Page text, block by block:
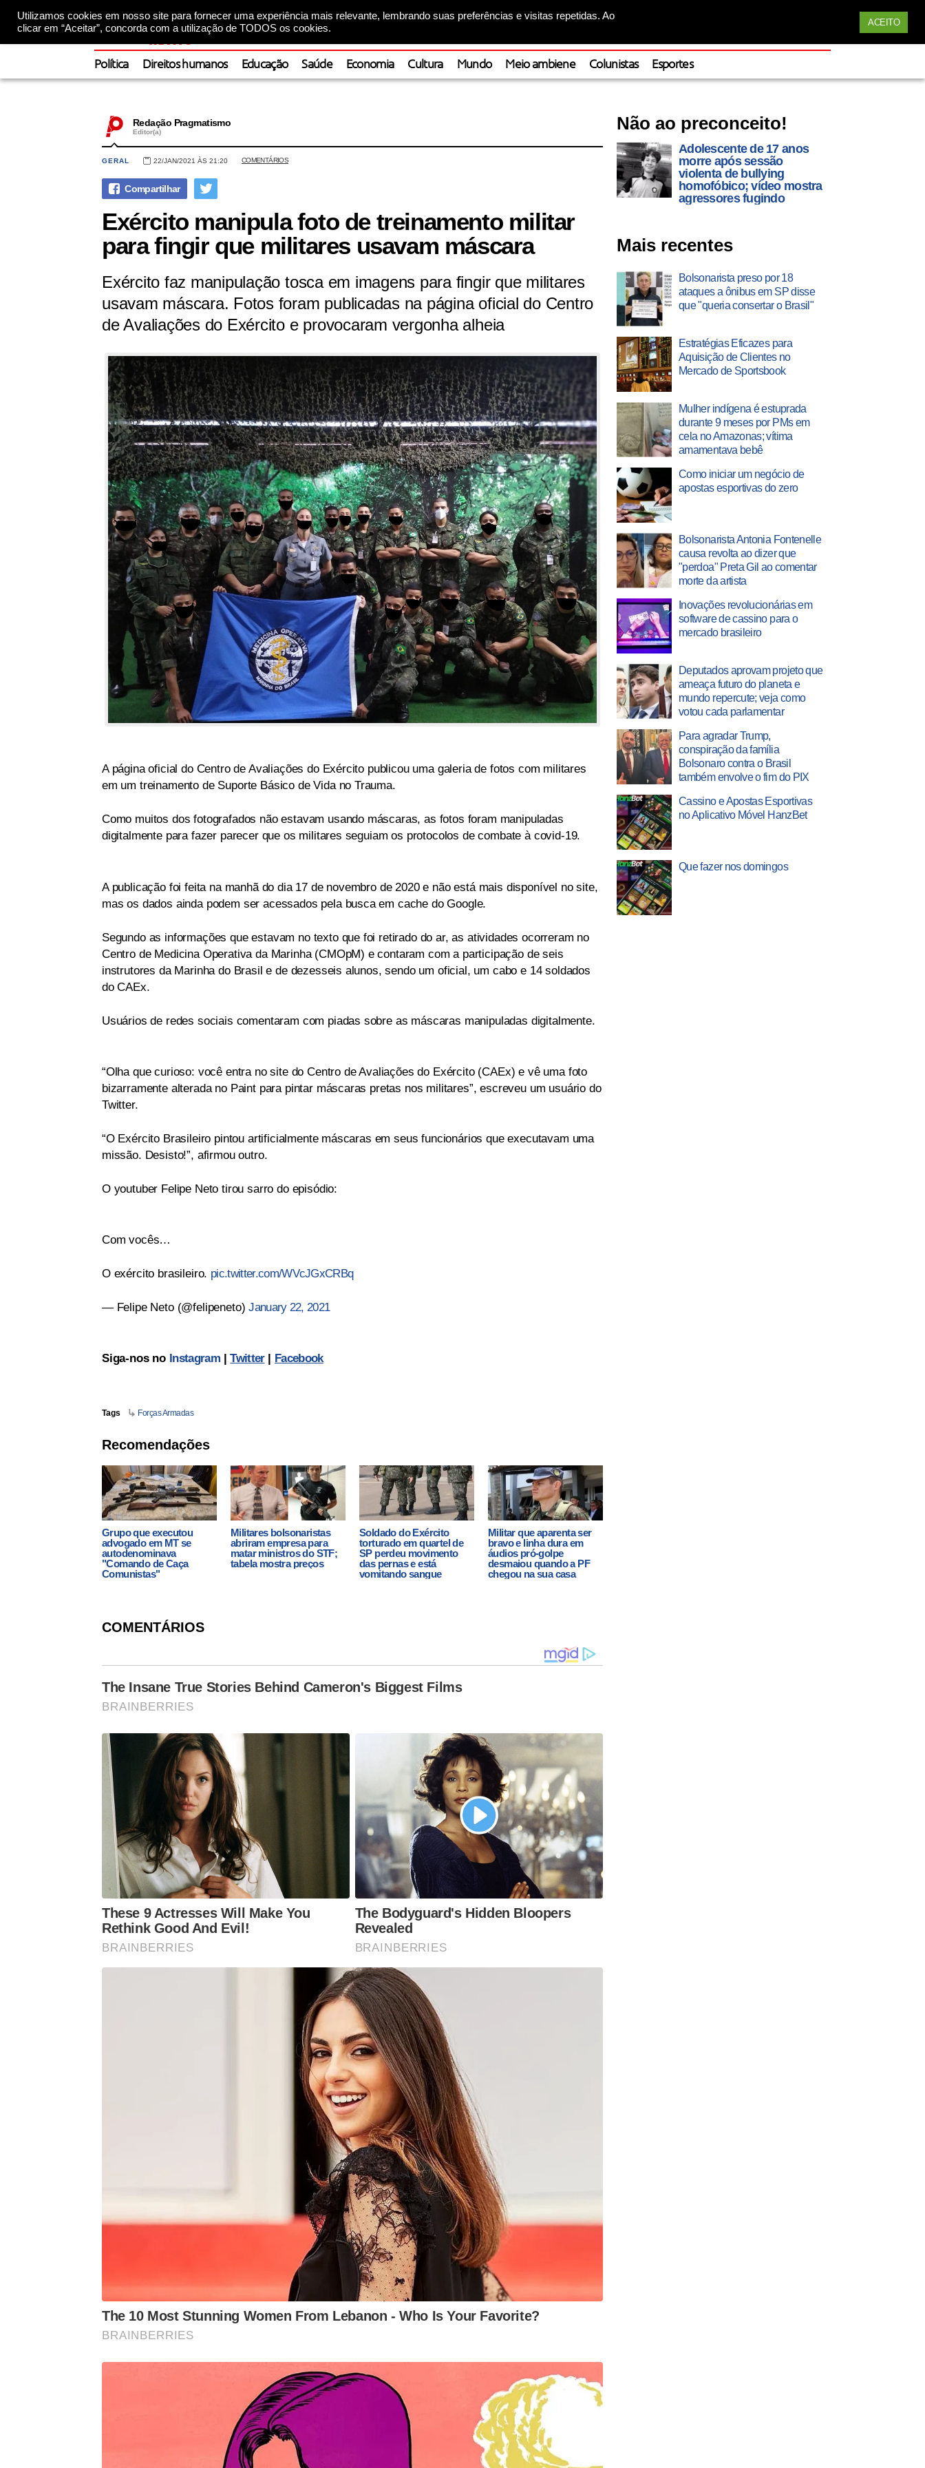
Utilizamos cookies em nosso site para fornecer uma experiência mais relevante, lembrando suas preferências e visitas repetidas. Ao
clicar em “Aceitar”, concorda com a utilização de TODOS os cookies.
ACEITO
Política Direitos humanos Educação Saúde Economia Cultura Mundo Meio ambiene Colunistas Esportes
Redação Pragmatismo
Editor(a)
GERAL 22/JAN/2021 ÀS 21:20 COMENTÁRIOS
Exército manipula foto de treinamento militar
para fingir que militares usavam máscara
Exército faz manipulação tosca em imagens para fingir que militares
usavam máscara. Fotos foram publicadas na página oficial do Centro
de Avaliações do Exército e provocaram vergonha alheia
A página oficial do Centro de Avaliações do Exército publicou uma galeria de fotos com militares
em um treinamento de Suporte Básico de Vida no Trauma.
Como muitos dos fotografados não estavam usando máscaras, as fotos foram manipuladas
digitalmente para fazer parecer que os militares seguiam os protocolos de combate à covid-19.
A publicação foi feita na manhã do dia 17 de novembro de 2020 e não está mais disponível no site,
mas os dados ainda podem ser acessados pela busca em cache do Google.
Segundo as informações que estavam no texto que foi retirado do ar, as atividades ocorreram no
Centro de Medicina Operativa da Marinha (CMOpM) e contaram com a participação de seis
instrutores da Marinha do Brasil e de dezesseis alunos, sendo um oficial, um cabo e 14 soldados
do CAEx.
Usuários de redes sociais comentaram com piadas sobre as máscaras manipuladas digitalmente.
“Olha que curioso: você entra no site do Centro de Avaliações do Exército (CAEx) e vê uma foto
bizarramente alterada no Paint para pintar máscaras pretas nos militares”, escreveu um usuário do
Twitter.
“O Exército Brasileiro pintou artificialmente máscaras em seus funcionários que executavam uma
missão. Desisto!”, afirmou outro.
O youtuber Felipe Neto tirou sarro do episódio:
Com vocês…
O exército brasileiro. pic.twitter.com/WVcJGxCRBq
— Felipe Neto (@felipeneto)January 22, 2021
Siga-nos no Instagram|Twitter| Facebook
Tags Forças Armadas
Recomendações
Grupo que executou
advogado em MT se
autodenominava
"Comando de Caça
Comunistas"
Militares bolsonaristas
abriram empresa para
matar ministros do STF;
tabela mostra preços
Soldado do Exército
torturado em quartel de
SP perdeu movimento
das pernas e está
vomitando sangue
Militar que aparenta ser
bravo e linha dura em
áudios pró-golpe
desmaiou quando a PF
chegou na sua casa
COMENTÁRIOS
Não ao preconceito!
Adolescente de 17 anos
morre após sessão
violenta de bullying
homofóbico; vídeo mostra
agressores fugindo
Mais recentes
Bolsonarista preso por 18
ataques a ônibus em SP disse
que "queria consertar o Brasil"
Estratégias Eficazes para
Aquisição de Clientes no
Mercado de Sportsbook
Mulher indígena é estuprada
durante 9 meses por PMs em
cela no Amazonas; vítima
amamentava bebê
Como iniciar um negócio de
apostas esportivas do zero
Bolsonarista Antonia Fontenelle
causa revolta ao dizer que
"perdoa" Preta Gil ao comentar
morte da artista
Inovações revolucionárias em
software de cassino para o
mercado brasileiro
Deputados aprovam projeto que
ameaça futuro do planeta e
mundo repercute; veja como
votou cada parlamentar
Para agradar Trump,
conspiração da família
Bolsonaro contra o Brasil
também envolve o fim do PIX
Cassino e Apostas Esportivas
no Aplicativo Móvel HanzBet
Que fazer nos domingos